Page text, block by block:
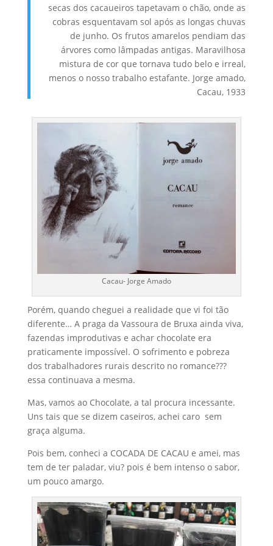
secas dos cacaueiros tapetavam o chão, onde as
cobras esquentavam sol após as longas chuvas
de junho. Os frutos amarelos pendiam das
árvores como lâmpadas antigas. Maravilhosa
mistura de cor que tornava tudo belo e irreal,
menos o nosso trabalho estafante. Jorge amado,
Cacau, 1933
Cacau- Jorge Amado
Porém, quando cheguei a realidade que vi foi tão
diferente… A praga da Vassoura de Bruxa ainda viva,
fazendas improdutivas e achar chocolate era
praticamente impossível. O sofrimento e pobreza
dos trabalhadores rurais descrito no romance???
essa continuava a mesma.
Mas, vamos ao Chocolate, a tal procura incessante.
Uns tais que se dizem caseiros, achei caro sem
graça alguma.
Pois bem, conheci a COCADA DE CACAU e amei, mas
tem de ter paladar, viu? pois é bem intenso o sabor,
um pouco amargo.